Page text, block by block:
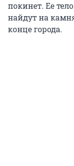
покинет. Ее
найдут на
конце города.